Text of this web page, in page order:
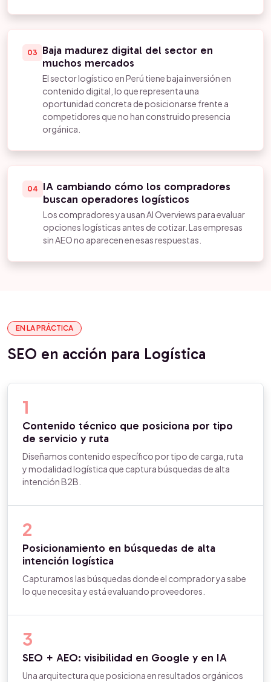
03
Baja madurez digital del sector en
muchos mercados
El sector logístico en Perú tiene baja inversión en
contenido digital, lo que representa una
oportunidad concreta de posicionarse frente a
competidores que no han construido presencia
orgánica.
04
IA cambiando cómo los compradores
buscan operadores logísticos
Los compradores ya usan AI Overviews para evaluar
opciones logísticas antes de cotizar. Las empresas
sin AEO no aparecen en esas respuestas.
EN LA PRÁCTICA
SEO en acción para Logística
1
Contenido técnico que posiciona por tipo
de servicio y ruta
Diseñamos contenido específico por tipo de carga, ruta
y modalidad logística que captura búsquedas de alta
intención B2B.
2
Posicionamiento en búsquedas de alta
intención logística
Capturamos las búsquedas donde el comprador ya sabe
lo que necesita y está evaluando proveedores.
3
SEO + AEO: visibilidad en Google y en IA
Una arquitectura que posiciona en resultados orgánicos